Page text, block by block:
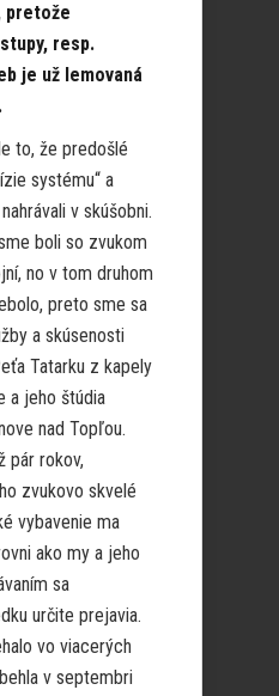
pretože
resp.
je už lemovaná
to, že predošlé
systému“ a
v skúšobni.
boli so zvukom
no v tom druhom
preto sme sa
a skúsenosti
Tatarku z kapely
a jeho štúdia
nad Topľou.
pár rokov,
zvukovo skvelé
vybavenie ma
ako my a jeho
sa
určite prejavia.
vo viacerých
v septembri